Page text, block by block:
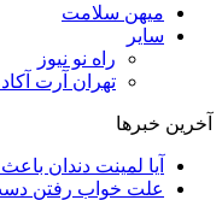
میهن سلامت
سایر
راه نو نیوز
تهران آرت
آخرین خبرها
آیا لمینت دندان
علت خواب رفتن